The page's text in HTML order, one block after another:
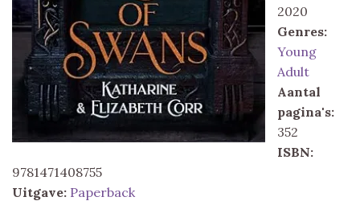
2020
Genres:
Young
Adult
Aantal
pagina's:
352
ISBN:
9781471408755
Uitgave: Paperback